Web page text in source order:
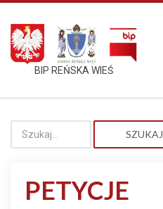
BIP REŃSKA WIEŚ
SZUKAJ
PETYCJE